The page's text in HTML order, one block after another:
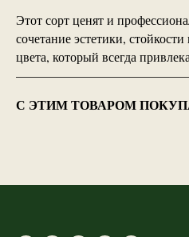
Этот сорт ценят и
сочетание эстетики,
цвета, который всегда
С ЭТИМ ТОВАРОМ